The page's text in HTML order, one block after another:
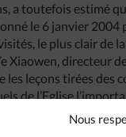
Nous
a toutefois estimé
le 6 janvier
le plus clair de
Xiaowen, directeur
leçons tirées des
de l’Eglise